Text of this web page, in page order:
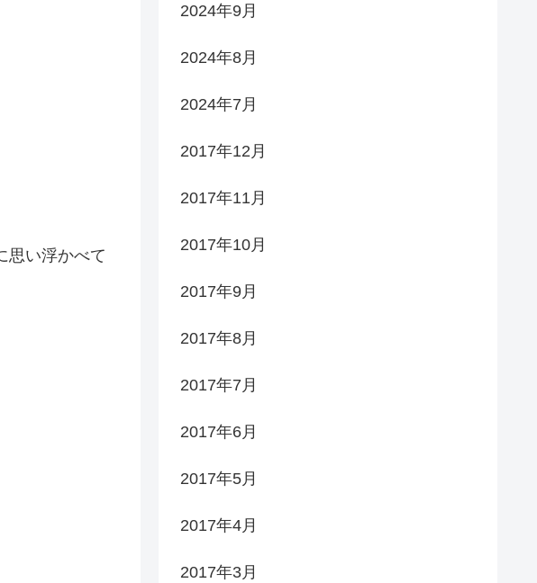
思い浮かべて
2024年9月
2024年8月
2024年7月
2017年12月
2017年11月
2017年10月
2017年9月
2017年8月
2017年7月
2017年6月
2017年5月
2017年4月
2017年3月